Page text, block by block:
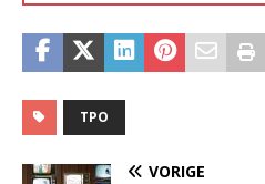
TPO
VORIGE